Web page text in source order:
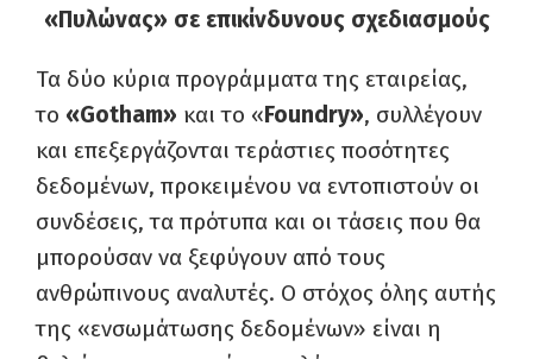
«Πυλώνας» σε επικίνδυνους σχεδιασμούς
Τα δύο κύρια προγράμματα της εταιρείας,
το «Gotham» και το «Foundry», συλλέγουν
και επεξεργάζονται τεράστιες ποσότητες
δεδομένων, προκειμένου να εντοπιστούν οι
συνδέσεις, τα πρότυπα και οι τάσεις που θα
μπορούσαν να ξεφύγουν από τους
ανθρώπινους αναλυτές. Ο στόχος όλης αυτής
της «ενσωμάτωσης δεδομένων» είναι η